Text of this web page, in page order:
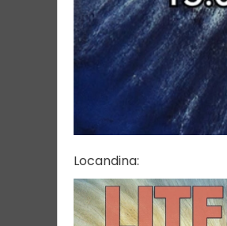
Locandina: